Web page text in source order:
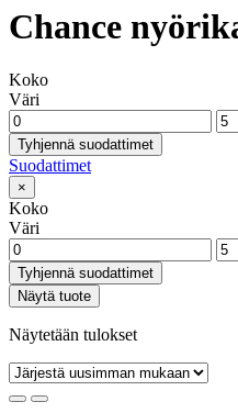
Chance
Koko
Väri
Tyhjennä suodattimet
Suodattimet
×
Koko
Väri
Tyhjennä suodattimet
Näytä tuote
Näytetään tulokset